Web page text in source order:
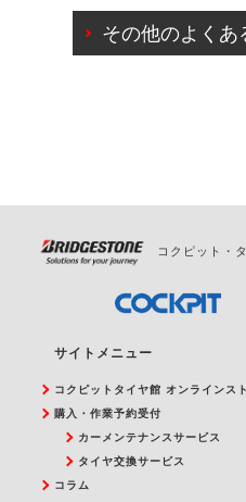
ご来店予約日の3営業日
の日時変更につきまし
その他のよくあ
コクピット・
サイトメニュー
コクピットタイヤ館 オンラインス
購入・作業予約受付
カーメンテナンスサービス
タイヤ交換サービス
コラム